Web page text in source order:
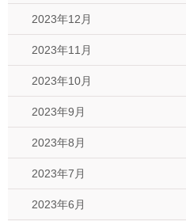
2023年12月
2023年11月
2023年10月
2023年9月
2023年8月
2023年7月
2023年6月